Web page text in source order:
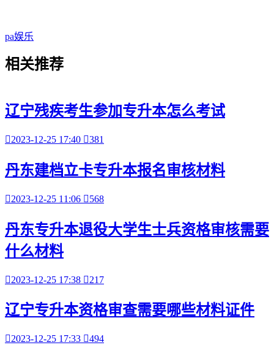
pa娱乐
相关推荐
辽宁残疾考生参加专升本怎么考试
2023-12-25 17:40 381
丹东建档立卡专升本报名审核材料
2023-12-25 11:06 568
丹东专升本退役大学生士兵资格审核需要
什么材料
2023-12-25 17:38 217
辽宁专升本资格审查需要哪些材料证件
2023-12-25 17:33 494